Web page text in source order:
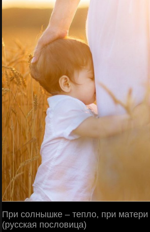
При солнышке – тепло, при матери
(русская пословица)